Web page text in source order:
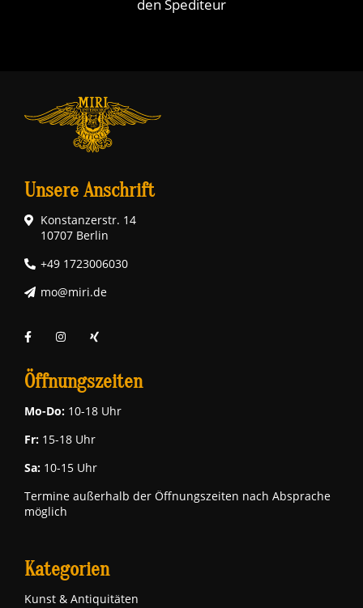
den Spediteur
Unsere Anschrift
Konstanzerstr. 14
10707 Berlin
+49 1723006030
mo@miri.de
Öffnungszeiten
Mo-Do: 10-18 Uhr
Fr: 15-18 Uhr
Sa: 10-15 Uhr
Termine außerhalb der Öffnungszeiten nach Absprache
möglich
Kategorien
Kunst & Antiquitäten